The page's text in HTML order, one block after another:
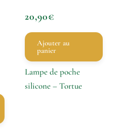
20,90€
Ajouter au
panier
Lampe de poche
silicone – Tortue